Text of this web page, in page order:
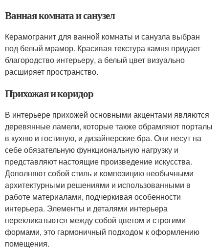
Ванная комната и санузел
Керамогранит для ванной комнаты и санузла выбран
под белый мрамор. Красивая текстура камня придает
благородство интерьеру, а белый цвет визуально
расширяет пространство.
Прихожая и коридор
В интерьере прихожей основными акцентами являются
деревянные ламели, которые также обрамляют порталы
в кухню и гостиную, и дизайнерские бра. Они несут на
себе обязательную функциональную нагрузку и
представляют настоящие произведение искусства.
Дополняют собой стиль и композицию необычными
архитектурными решениями и использованными в
работе материалами, подчеркивая особенности
интерьера. Элементы и деталями интерьера
перекликатьются между собой цветом и строгими
формами, это гармоничный подходом к оформлению
помещения.